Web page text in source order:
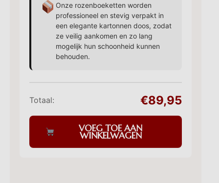
Onze rozenboeketten worden
professioneel en stevig verpakt in
een elegante kartonnen doos, zodat
ze veilig aankomen en zo lang
mogelijk hun schoonheid kunnen
behouden.
Totaal: €89,95
VOEG TOE AAN
WINKELWAGEN